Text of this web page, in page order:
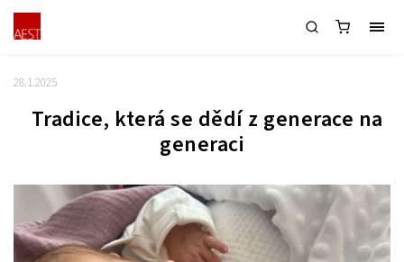
Doporučená výbavička pro miminka
od Aesthetic
28.1.2025
Tradice, která se dědí z generace na
generaci